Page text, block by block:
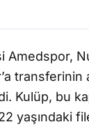
Amedspor,
transferinin
Kulüp, bu
yaşındaki